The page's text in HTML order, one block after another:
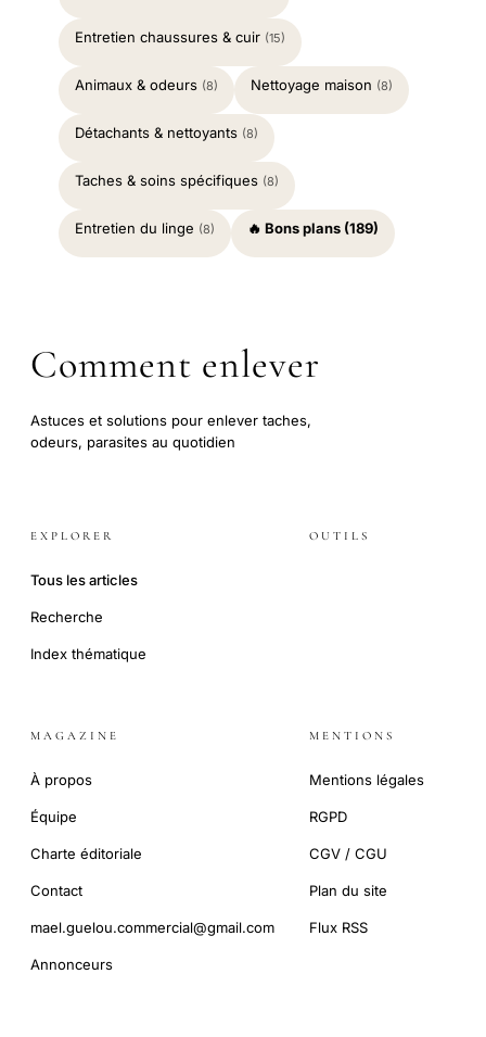
Entretien chaussures & cuir (15)
Animaux & odeurs (8) Nettoyage maison (8)
Détachants & nettoyants (8)
Taches & soins spécifiques (8)
Entretien du linge (8) 🔥 Bons plans (189)
Comment enlever
Astuces et solutions pour enlever taches,
odeurs, parasites au quotidien
EXPLORER
Tous les articles
Recherche
Index thématique
OUTILS
MAGAZINE
À propos
Équipe
Charte éditoriale
Contact
mael.guelou.commercial@gmail.com
Annonceurs
MENTIONS
Mentions légales
RGPD
CGV / CGU
Plan du site
Flux RSS